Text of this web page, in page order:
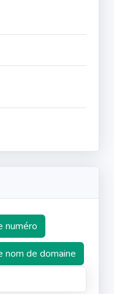
numéro
nom de domaine